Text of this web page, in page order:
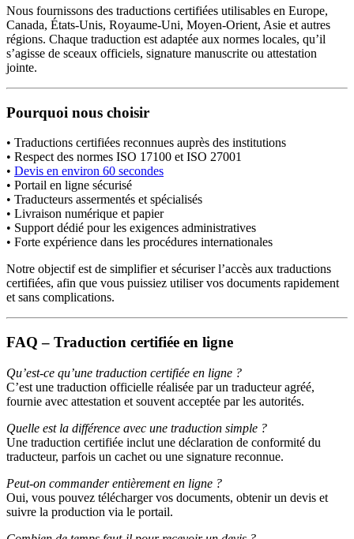
Nous fournissons des traductions certifiées utilisables en Europe,
Canada, États-Unis, Royaume-Uni, Moyen-Orient, Asie et autres
régions. Chaque traduction est adaptée aux normes locales, qu’il
s’agisse de sceaux officiels, signature manuscrite ou attestation
jointe.
Pourquoi nous choisir
• Traductions certifiées reconnues auprès des institutions
• Respect des normes ISO 17100 et ISO 27001
• Devis en environ 60 secondes
• Portail en ligne sécurisé
• Traducteurs assermentés et spécialisés
• Livraison numérique et papier
• Support dédié pour les exigences administratives
• Forte expérience dans les procédures internationales
Notre objectif est de simplifier et sécuriser l’accès aux traductions
certifiées, afin que vous puissiez utiliser vos documents rapidement
et sans complications.
FAQ – Traduction certifiée en ligne
Qu’est-ce qu’une traduction certifiée en ligne ?
C’est une traduction officielle réalisée par un traducteur agréé,
fournie avec attestation et souvent acceptée par les autorités.
Quelle est la différence avec une traduction simple ?
Une traduction certifiée inclut une déclaration de conformité du
traducteur, parfois un cachet ou une signature reconnue.
Peut-on commander entièrement en ligne ?
Oui, vous pouvez télécharger vos documents, obtenir un devis et
suivre la production via le portail.